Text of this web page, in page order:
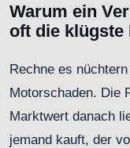
Warum ein
oft die klügste
Rechne es
Motorschaden. Die
Marktwert danach
jemand kauft, der